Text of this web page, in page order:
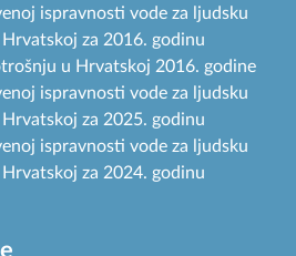
ispravnosti vode za ljudsku
za 2016. godinu
u Hrvatskoj 2016. godine
ispravnosti vode za ljudsku
za 2025. godinu
ispravnosti vode za ljudsku
za 2024. godinu